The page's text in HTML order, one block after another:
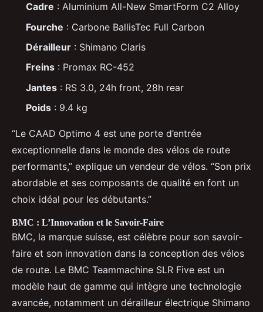
Cadre : Aluminium All-New SmartForm C2 Alloy
Fourche : Carbone BallisTec Full Carbon
Dérailleur : Shimano Claris
Freins : Promax RC-452
Jantes : RS 3.0, 24h front, 28h rear
Poids : 9.4 kg
“Le CAAD Optimo 4 est une porte d’entrée
exceptionnelle dans le monde des vélos de route
performants,” explique un vendeur de vélos. “Son prix
abordable et ses composants de qualité en font un
choix idéal pour les débutants.”
BMC : L’Innovation et le Savoir-Faire
BMC, la marque suisse, est célèbre pour son savoir-
faire et son innovation dans la conception des vélos
de route. Le BMC Teammachine SLR Five est un
modèle haut de gamme qui intègre une technologie
avancée, notamment un dérailleur électrique Shimano